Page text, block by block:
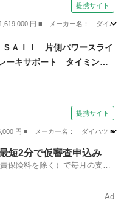
ー ホッとカップホルダ
ｃ （検11.1）
提携サイト
円 ■ メーカー名： ダイハ
ＡＩＩ 片側パワースライ
ーキサポート タイミング
提携サイト
円 ■ メーカー名： ダイハツ ■
短2分で仮審査申込み
保険料を除く）で毎月の支払
Ad